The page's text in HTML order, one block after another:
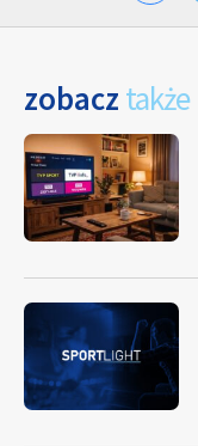
zobacz także